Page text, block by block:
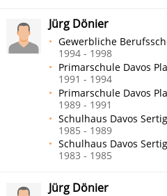
Jürg Dönier
Gewerbliche
1994 - 1998
Primarschule Davos
1991 - 1994
Primarschule Davos
1989 - 1991
Schulhaus Davos Sertig
1985 - 1989
Schulhaus Davos Sertig
1983 - 1985
Jürg Dönier